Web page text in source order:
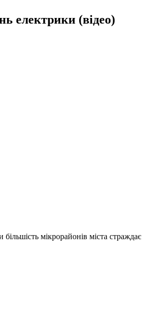
електрики (відео)
мікрорайонів міста страждає